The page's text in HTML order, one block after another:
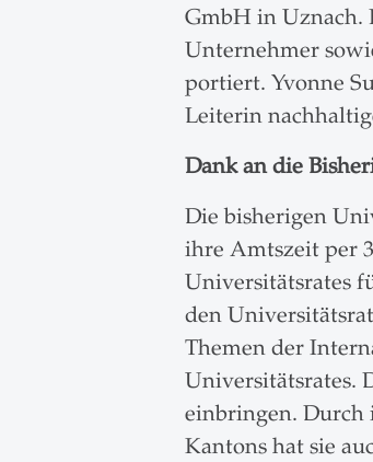
GmbH in Uznach.
Unternehmer
portiert. Yvonne
Leiterin
Dank an die
Die bisherigen
ihre Amtszeit per
Universitätsrates
den
Themen der
Universitätsrates.
einbringen. Durch
Kantons hat sie